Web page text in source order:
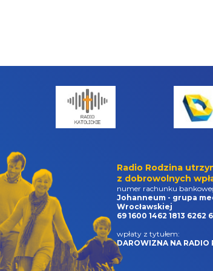
Radio Rodzina
z dobrowolnych
numer rachunku
Johanneum - grupa
Wrocławskiej
69 1600 1462 1813 6262
wpłaty z tytułem:
DAROWIZNA NA RADIO